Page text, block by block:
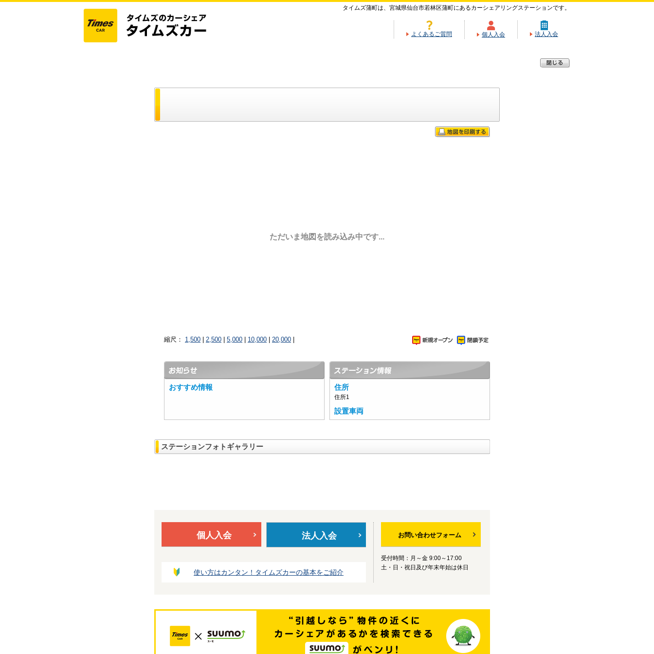
タイムズ蒲町は、宮城県仙台市若林区蒲町にあるカーシェアリングステーションです。
よくあるご質問 個人入会 法人入会
ただいま地図を読み込み中です...
縮尺： 1,500 2,500 5,000 10,000 20,000
おすすめ情報 住所
住所1
設置車両
ステーションフォトギャラリー
個人入会 法人入会
使い方はカンタン！タイムズカーの基本をご紹介
お問い合わせフォーム
受付時間：月～金 9:00～17:00
土・日・祝日及び年末年始は休日